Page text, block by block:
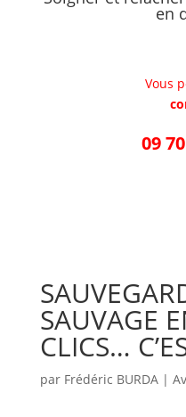
en
Vous
09
SAUVAGE
CLICS…
par Frédéric BURDA|